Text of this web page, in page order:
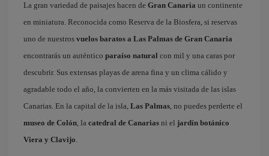
La gran variedad de paisajes hacen de Gran Canaria un continente
en miniatura. Reconocida como Reserva de la Biosfera, si reservas
uno de nuestros vuelos baratos a Las Palmas de Gran Canaria
encontrarás un auténtico paraíso natural con mil y una caras por
descubrir. Sus extensas playas de arena fina y un clima cálido y
agradable todo el año, la convierten en la más visitada de las islas
Canarias. En la capital de la isla, Las Palmas, no puedes perderte el
museo de Colón, la catedral de Canarias ni el jardín botánico
Viera y Clavijo.